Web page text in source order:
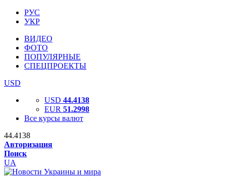
РУС
УКР
ВИДЕО
ФОТО
ПОПУЛЯРНЫЕ
СПЕЦПРОЕКТЫ
USD
USD 44.4138
EUR 51.2998
Все курсы валют
44.4138
Авторизация
Поиск
UA